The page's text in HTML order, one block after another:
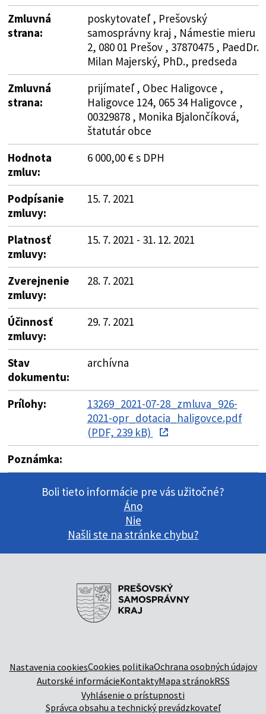
Zmluvná
strana:
poskytovateľ , Prešovský
samosprávny kraj , Námestie mieru
2, 080 01 Prešov , 37870475 , PaedDr.
Milan Majerský, PhD., predseda
Zmluvná
strana:
prijímateľ , Obec Haligovce ,
Haligovce 124, 065 34 Haligovce ,
00329878 , Monika Bjalončíková,
štatutár obce
Hodnota
zmluv:
6 000,00 € s DPH
Podpísanie
zmluvy:
15. 7. 2021
Platnosť
zmluvy:
15. 7. 2021 - 31. 12. 2021
Zverejnenie
zmluvy:
28. 7. 2021
Účinnosť
zmluvy:
29. 7. 2021
Stav
dokumentu:
archívna
Prílohy:
13269_2021-07-28_zmluva_926-
2021-opr_dotacia_haligovce.pdf
(PDF, 239 kB)
Poznámka:
Boli tieto informácie pre vás užitočné?
Áno
Nie
Našli ste na stránke chybu?
Nastavenia cookiesCookies politikaOchrana osobných údajov
Autorské informácieKontaktyMapa stránokRSS
Vyhlásenie o prístupnosti
Správca obsahu a technický prevádzkovateľ